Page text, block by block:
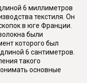
6 миллиметров
текстиля. Он
в юге Франции.
были
которого был
6 сантиметров.
такого
основные